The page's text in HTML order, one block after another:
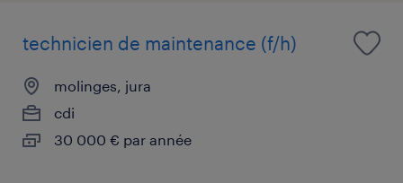
technicien de maintenance (f/h)
molinges, jura
cdi
30 000 € par année